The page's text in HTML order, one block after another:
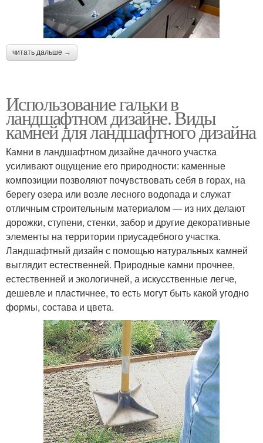
читать дальше →
Использование гальки в
ландшафтном дизайне. Виды
камней для ландшафтного дизайна
Камни в ландшафтном дизайне дачного участка
усиливают ощущение его природности: каменные
композиции позволяют почувствовать себя в горах, на
берегу озера или возле лесного водопада и служат
отличным строительным материалом — из них делают
дорожки, ступени, стенки, забор и другие декоративные
элементы на территории приусадебного участка.
Ландшафтный дизайн с помощью натуральных камней
выглядит естественней. Природные камни прочнее,
естественней и экологичней, а искусственные легче,
дешевле и пластичнее, то есть могут быть какой угодно
формы, состава и цвета.